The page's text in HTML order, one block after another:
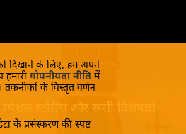
को दिखाने के लिए, हम अपने
गोपनीयता नीति में
तकनीकों के विस्तृत वर्णन
के प्रसंस्करण की स्पष्ट
स्टोरीस और रूसी विशेषज्ञों